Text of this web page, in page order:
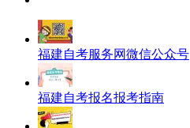
福建自考服务网微信公众号
福建自考报名报考指南